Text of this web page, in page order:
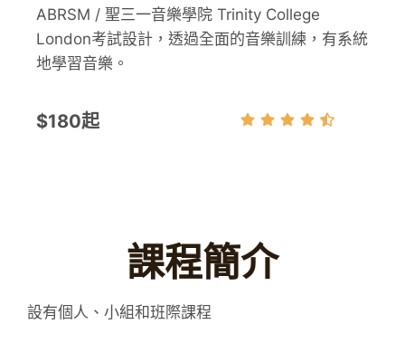
ABRSM / 聖三一音樂學院 Trinity College
London考試設計，透過全面的音樂訓練，有系統
地學習音樂。
$180起
課程簡介
設有個人、小組和班際課程